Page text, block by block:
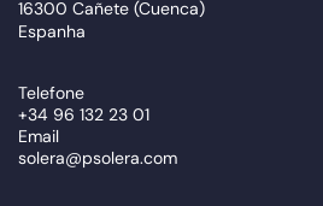
16300 Cañete (Cuenca)
Espanha
Telefone
+34 96 132 23 01
Email
solera@psolera.com